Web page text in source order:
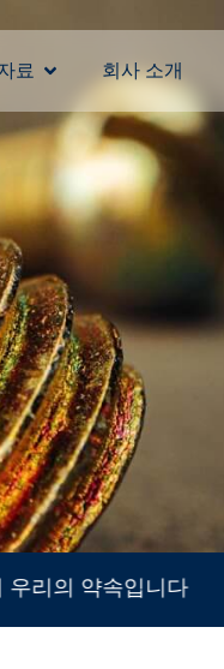
료 회사 소개
이 우리의 약속입니다